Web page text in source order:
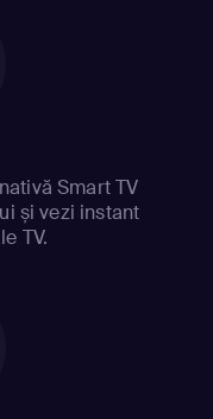
Smart TV
și vezi instant
TV.